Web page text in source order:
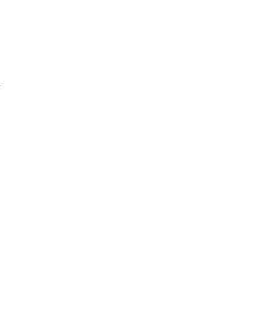
成 AI 患者概要]、[生成 AI 提供者
概要] プロンプトテンプレートを確
認し、組織の設定と一致している